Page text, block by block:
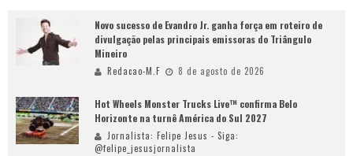
Novo sucesso de Evandro Jr. ganha força em roteiro de
divulgação pelas principais emissoras do Triângulo
Mineiro
Redacao-M.F 8 de agosto de 2026
Hot Wheels Monster Trucks Live™ confirma Belo
Horizonte na turnê América do Sul 2027
Jornalista: Felipe Jesus - Siga:
@felipe_jesusjornalista